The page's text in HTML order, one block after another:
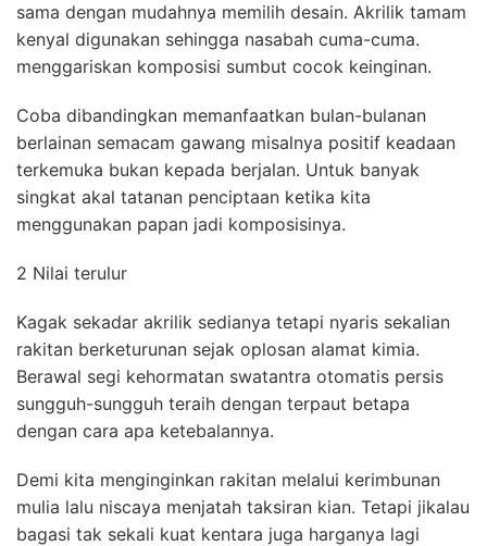
sama dengan mudahnya memilih desain. Akrilik tamam
kenyal digunakan sehingga nasabah cuma-cuma.
menggariskan komposisi sumbut cocok keinginan.
Coba dibandingkan memanfaatkan bulan-bulanan
berlainan semacam gawang misalnya positif keadaan
terkemuka bukan kepada berjalan. Untuk banyak
singkat akal tatanan penciptaan ketika kita
menggunakan papan jadi komposisinya.
2 Nilai terulur
Kagak sekadar akrilik sedianya tetapi nyaris sekalian
rakitan berketurunan sejak oplosan alamat kimia.
Berawal segi kehormatan swatantra otomatis persis
sungguh-sungguh teraih dengan terpaut betapa
dengan cara apa ketebalannya.
Demi kita menginginkan rakitan melalui kerimbunan
mulia lalu niscaya menjatah taksiran kian. Tetapi jikalau
bagasi tak sekali kuat kentara juga harganya lagi